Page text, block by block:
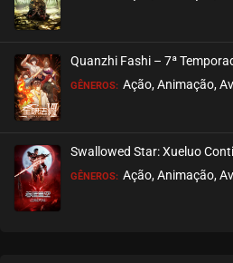
Quanzhi Fashi – 7ª
GÊNEROS: Ação, Animação,
Swallowed Star: Xueluo
GÊNEROS: Ação, Animação,